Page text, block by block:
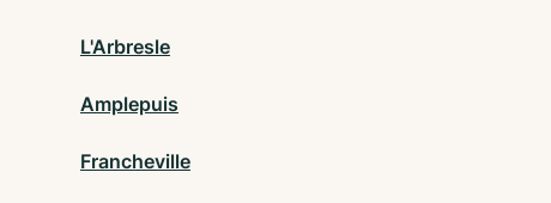
L'Arbresle
Amplepuis
Francheville